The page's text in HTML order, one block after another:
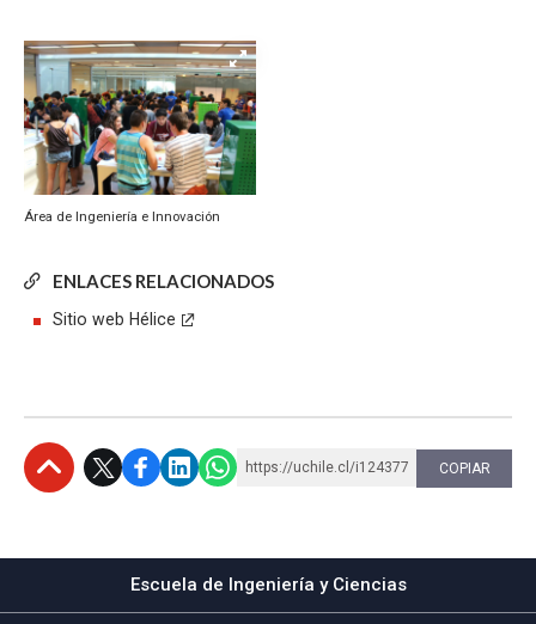
Área de Ingeniería e Innovación
ENLACES RELACIONADOS
Sitio web Hélice
https://uchile.cl/i124377 COPIAR
Escuela de Ingeniería y Ciencias